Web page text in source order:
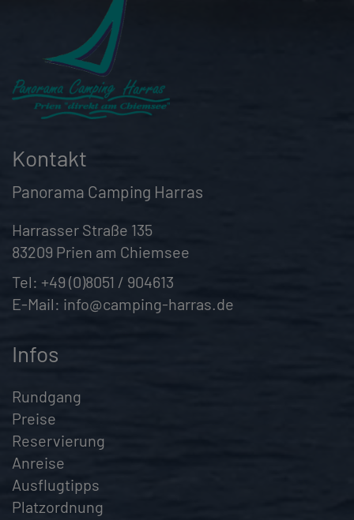
Kontakt
Panorama Camping Harras
Harrasser Straße 135
83209 Prien am Chiemsee
Tel: +49 (0)8051 / 904613
E-Mail: info@camping-harras.de
Infos
Rundgang
Preise
Reservierung
Anreise
Ausflugtipps
Platzordnung